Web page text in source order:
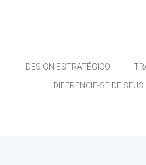
DESIGN ESTRATÉGICO
DIFERENCIE-SE DE